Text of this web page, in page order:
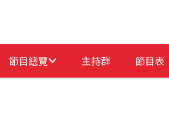
節目總覽 主持群 節目表